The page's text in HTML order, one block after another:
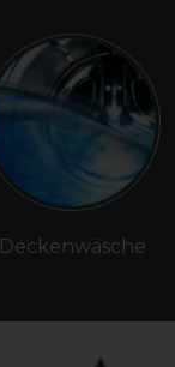
Deckenwäsche